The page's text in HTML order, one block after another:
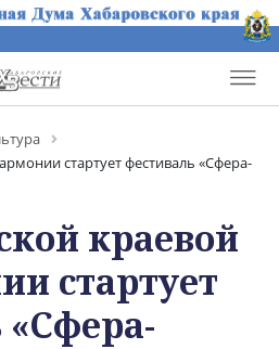
стартует фестиваль «Сфера-
краевой
стартует
«Сфера-